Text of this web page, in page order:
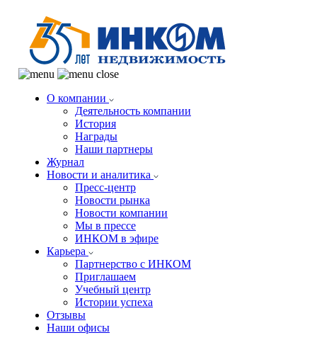
О компании
Деятельность компании
История
Награды
Наши партнеры
Журнал
Новости и аналитика
Пресс-центр
Новости рынка
Новости компании
Мы в прессе
ИНКОМ в эфире
Карьера
Партнерство с ИНКОМ
Приглашаем
Учебный центр
Истории успеха
Отзывы
Наши офисы